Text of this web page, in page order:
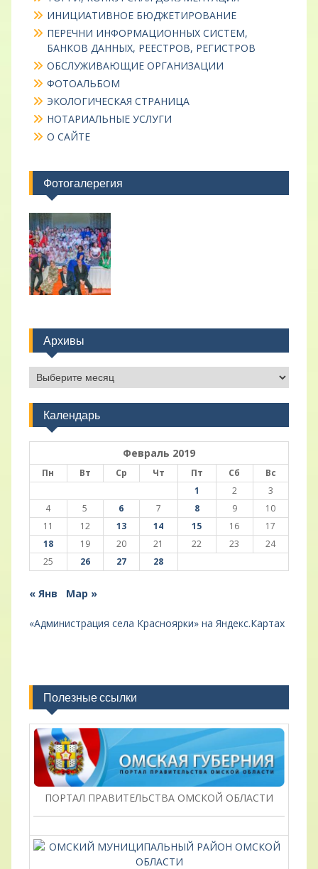
ИНИЦИАТИВНОЕ БЮДЖЕТИРОВАНИЕ
ПЕРЕЧНИ ИНФОРМАЦИОННЫХ СИСТЕМ,
БАНКОВ ДАННЫХ, РЕЕСТРОВ, РЕГИСТРОВ
ОБСЛУЖИВАЮЩИЕ ОРГАНИЗАЦИИ
ФОТОАЛЬБОМ
ЭКОЛОГИЧЕСКАЯ СТРАНИЦА
НОТАРИАЛЬНЫЕ УСЛУГИ
О САЙТЕ
Фотогалерегия
Архивы
Архивы
Календарь
Февраль 2019
Пн Вт Ср Чт Пт Сб
Вс
1
2
3
4
5 6 7 8 9
10
11
12 13 14 15 16
17
18
19 20 21 22 23
24
25
26 27 28
« Янв Мар »
«Администрация села Красноярки» на Яндекс.Картах
Полезные ссылки
ПОРТАЛ ПРАВИТЕЛЬСТВА ОМСКОЙ ОБЛАСТИ